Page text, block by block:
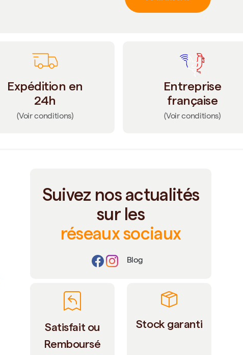
Expédition en
24h
(Voir conditions)
Entreprise
française
(Voir conditions)
Suivez nos actualités
sur les
réseaux sociaux
Blog
Satisfait ou
Remboursé
Stock garanti